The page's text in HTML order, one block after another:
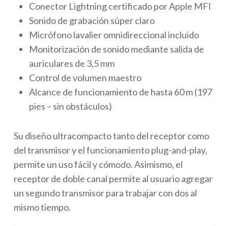
Conector Lightning certificado por Apple MFI
Sonido de grabación súper claro
Micrófono lavalier omnidireccional incluido
Monitorización de sonido mediante salida de
auriculares de 3,5 mm
Control de volumen maestro
Alcance de funcionamiento de hasta 60 m (197
pies – sin obstáculos)
Su diseño ultracompacto tanto del receptor como
del transmisor y el funcionamiento plug-and-play,
permite un uso fácil y cómodo. Asimismo, el
receptor de doble canal permite al usuario agregar
un segundo transmisor para trabajar con dos al
mismo tiempo.